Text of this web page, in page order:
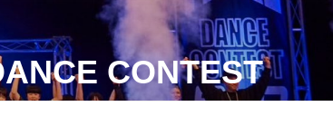
CONTEST